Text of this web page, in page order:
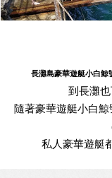
長灘島豪華遊艇小白
到長灘
隨著豪華遊艇小白
私人豪華遊艇